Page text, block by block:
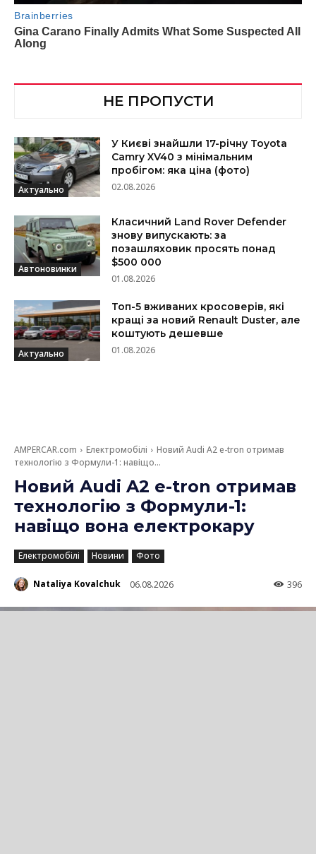
НЕ ПРОПУСТИ
Актуально
У Києві знайшли 17-річну Toyota
Camry XV40 з мінімальним
пробігом: яка ціна (фото)
02.08.2026
Автоновинки
Класичний Land Rover Defender
знову випускають: за
позашляховик просять понад
$500 000
01.08.2026
Актуально
Топ-5 вживаних кросоверів, які
кращі за новий Renault Duster, але
коштують дешевше
01.08.2026